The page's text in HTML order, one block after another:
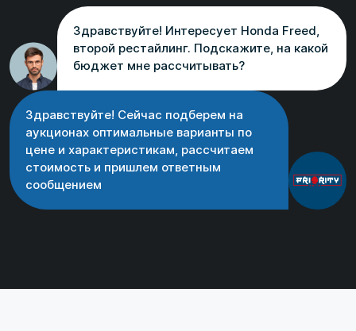
Здравствуйте! Интересует Honda Freed,
второй рестайлинг. Подскажите, на какой
бюджет мне рассчитывать?
Здравствуйте! Сейчас подберем на
аукционах оптимальные варианты по
цене и характеристикам, рассчитаем
стоимость и пришлем ответным
сообщением